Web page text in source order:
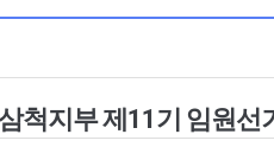
척지부 제11기 임원선